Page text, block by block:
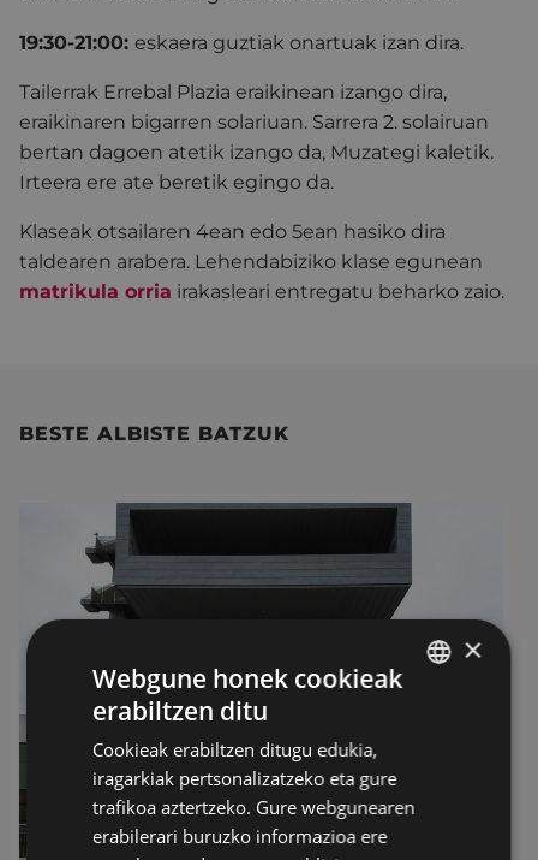
19:30-21:00: eskaera guztiak onartuak izan dira.
Tailerrak Errebal Plazia eraikinean izango dira,
eraikinaren bigarren solariuan. Sarrera 2. solairuan
bertan dagoen atetik izango da, Muzategi kaletik.
Irteera ere ate beretik egingo da.
Klaseak otsailaren 4ean edo 5ean hasiko dira
taldearen arabera. Lehendabiziko klase egunean
matrikula orria irakasleari entregatu beharko zaio.
BESTE ALBISTE BATZUK
×
Webgune honek cookieak
erabiltzen ditu
Cookieak erabiltzen ditugu edukia,
iragarkiak pertsonalizatzeko eta gure
trafikoa aztertzeko. Gure webgunearen
erabilerari buruzko informazioa ere